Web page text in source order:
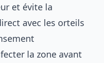
et évite la
avec les orteils
la zone avant